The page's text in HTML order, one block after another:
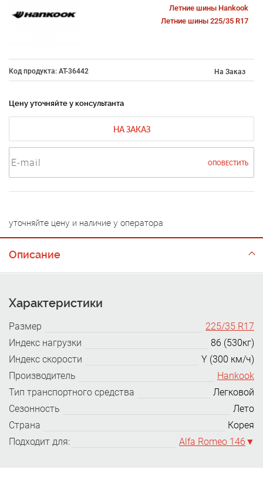
Летние шины Hankook
Летние шины 225/35 R17
Код продукта: AT-36442 На Заказ
Цену уточняйте у консультанта
НА ЗАКАЗ
ОПОВЕСТИТЬ
уточняйте цену и наличие у оператора
Описание
Характеристики
Размер
225/35 R17
Индекс нагрузки
86 (530кг)
Индекс скорости
Y (300 км/ч)
Производитель
Hankook
Тип транспортного средства
Легковой
Сезонность
Лето
Страна
Корея
Подходит для:
Alfa Romeo 146